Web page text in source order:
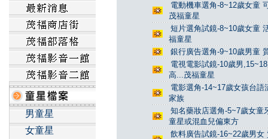
男童星
女童星
電動機車選角-8~12歲女童
茂福童星
短片選角試鏡-8~10歲女童
福童星
銀行廣告選角-9~10歲男童
電視電影試鏡-10歲男
高...茂福童星
電影選角-14~17歲女孩台
家族
知名藥妝店選角-5~7歲女童
童星或混血兒偏東方
飲料廣告試鏡-16~22歲男